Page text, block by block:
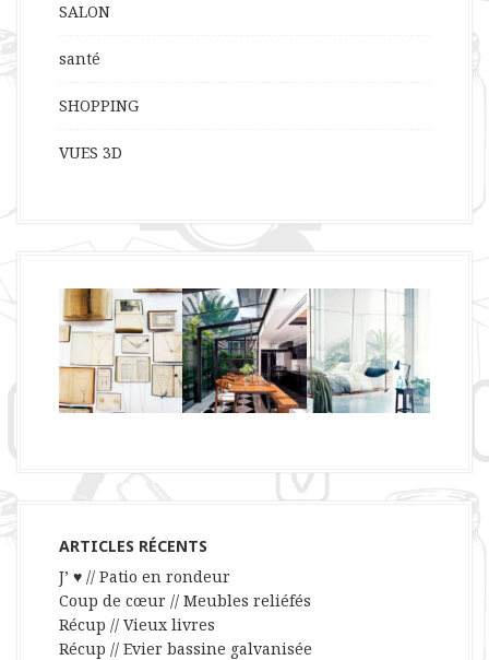
SALON
santé
SHOPPING
VUES 3D
ARTICLES RÉCENTS
J’ ♥ // Patio en rondeur
Coup de cœur // Meubles reliéfés
Récup // Vieux livres
Récup // Evier bassine galvanisée